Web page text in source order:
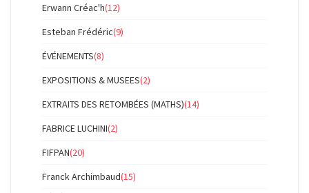
Erwann Créac'h(12)
Esteban Frédéric(9)
ÉVÉNEMENTS(8)
EXPOSITIONS & MUSEES(2)
EXTRAITS DES RETOMBÉES (MATHS)(14)
FABRICE LUCHINI(2)
FIFPAN(20)
Franck Archimbaud(15)